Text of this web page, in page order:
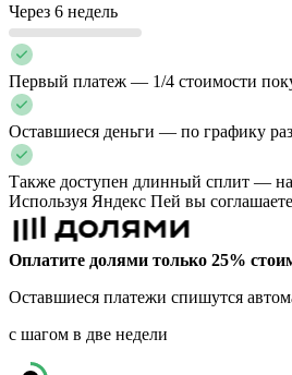
Через 6 недель
Первый платеж — 1/4 стоимости
Оставшиеся деньги — по графику
Также доступен длинный сплит —
Используя Яндекс Пей вы
Оплатите долями только 25%
Оставшиеся платежи спишутся
с шагом в две недели